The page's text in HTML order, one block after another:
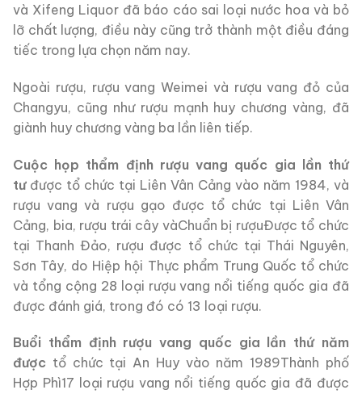
và Xifeng Liquor đã báo cáo sai loại nước hoa và bỏ
lỡ chất lượng, điều này cũng trở thành một điều đáng
tiếc trong lựa chọn năm nay.
Ngoài rượu, rượu vang Weimei và rượu vang đỏ của
Changyu, cũng như rượu mạnh huy chương vàng, đã
giành huy chương vàng ba lần liên tiếp.
Cuộc họp thẩm định rượu vang quốc gia lần thứ
tưđược tổ chức tại Liên Vân Cảng vào năm 1984, và
rượu vang và rượu gạo được tổ chức tại Liên Vân
Cảng, bia, rượu trái cây vàChuẩn bị rượuĐược tổ chức
tại Thanh Đảo, rượu được tổ chức tại Thái Nguyên,
Sơn Tây, do Hiệp hội Thực phẩm Trung Quốc tổ chức
và tổng cộng 28 loại rượu vang nổi tiếng quốc gia đã
được đánh giá, trong đó có 13 loại rượu.
Buổi thẩm định rượu vang quốc gia lần thứ năm
được tổ chức tại An Huy vào năm 1989Thành phố
Hợp Phì17 loại rượu vang nổi tiếng quốc gia đã được